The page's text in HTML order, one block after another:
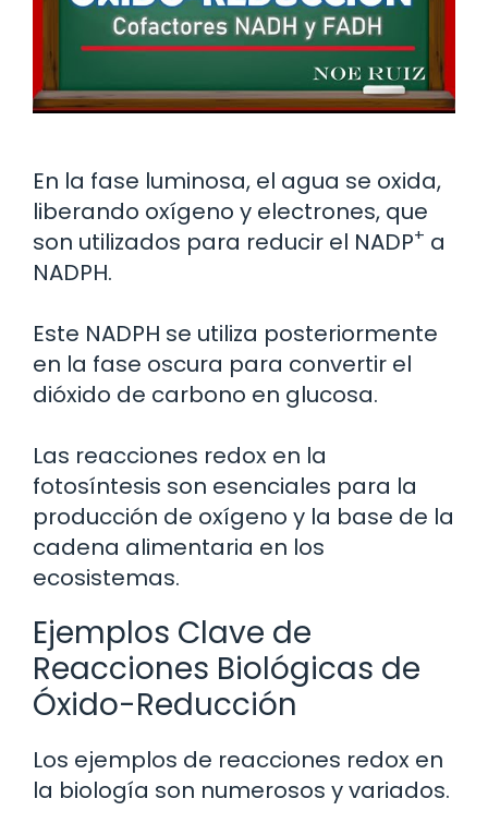
En la fase luminosa, el agua se oxida,
liberando oxígeno y electrones, que
son utilizados para reducir el NADP+ a
NADPH.
Este NADPH se utiliza posteriormente
en la fase oscura para convertir el
dióxido de carbono en glucosa.
Las reacciones redox en la
fotosíntesis son esenciales para la
producción de oxígeno y la base de la
cadena alimentaria en los
ecosistemas.
Ejemplos Clave de
Reacciones Biológicas de
Óxido-Reducción
Los ejemplos de reacciones redox en
la biología son numerosos y variados.